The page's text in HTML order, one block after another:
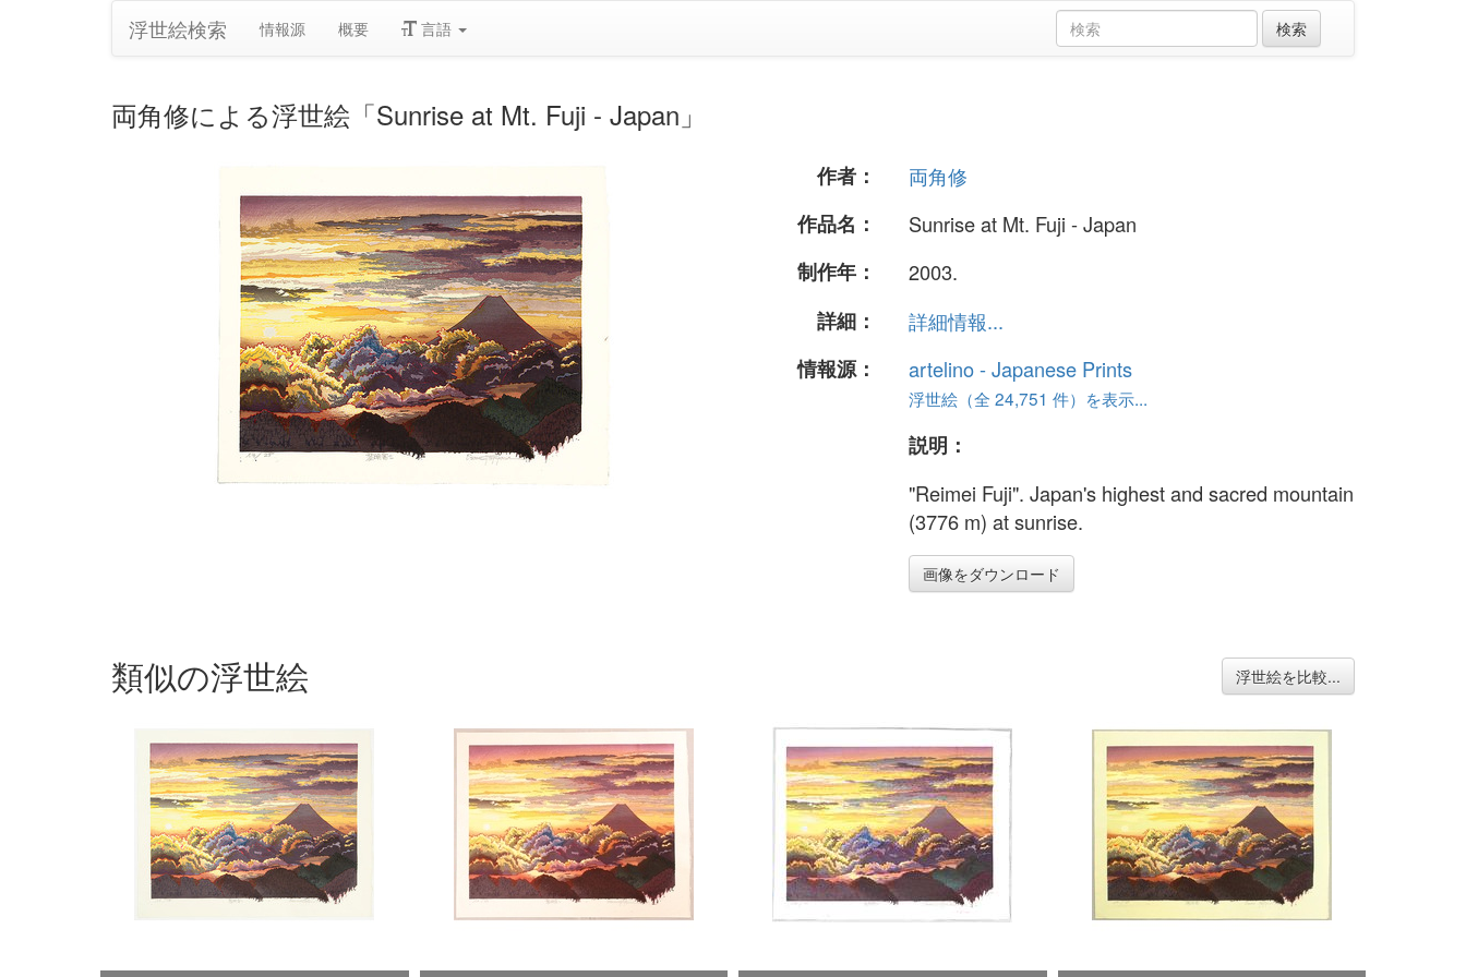
浮世絵検索 情報源 概要 言語
両角修による浮世絵「Sunrise at Mt. Fuji - Japan」
作者：
両角修
作品名：
Sunrise at Mt. Fuji - Japan
制作年：
2003.
詳細：
詳細情報...
情報源：
artelino - Japanese Prints
浮世絵（全 24,751 件）を表示...
説明：
"Reimei Fuji". Japan's highest and sacred mountain
(3776 m) at sunrise.
画像をダウンロード
類似の浮世絵 浮世絵を比較...